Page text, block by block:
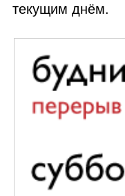
текущим днём.